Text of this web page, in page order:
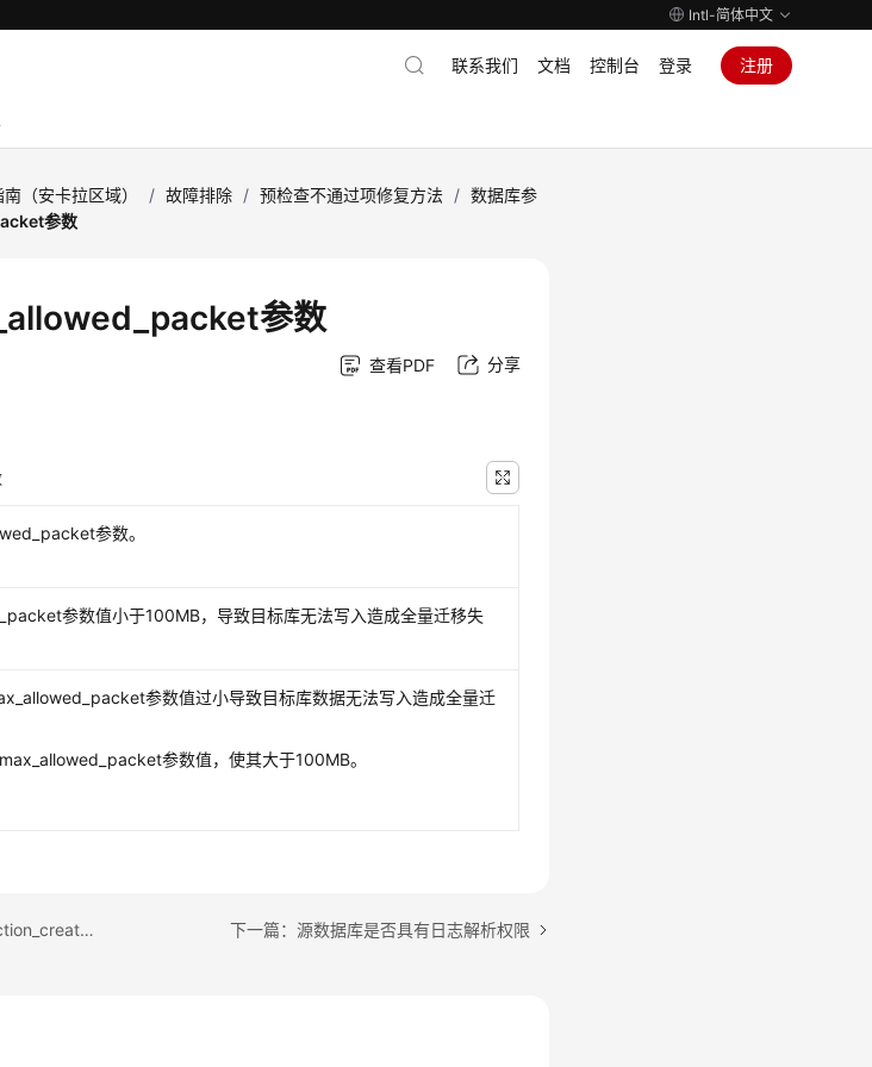
Intl-简体中文
联系我们 文档 控制台 登录 注册
（安卡拉区域） / 故障排除 / 预检查不通过项修复方法 / 数据库参
参数
参数
查看PDF 分享
参数。
参数值小于100MB，导致目标库无法写入造成全量迁移失
参数值过小导致目标库数据无法写入造成全量迁
参数值，使其大于100MB。
上一篇：目标库参数log_bin_trust_function_creators校验 下一篇：源数据库是否具有日志解析权限